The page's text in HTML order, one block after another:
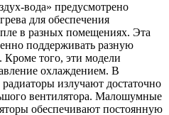
вода» предусмотрено
для обеспечения
в разных помещениях. Эта
поддерживать разную
Кроме того, эти модели
охлаждением. В
излучают достаточно
вентилятора. Малошумные
обеспечивают постоянную